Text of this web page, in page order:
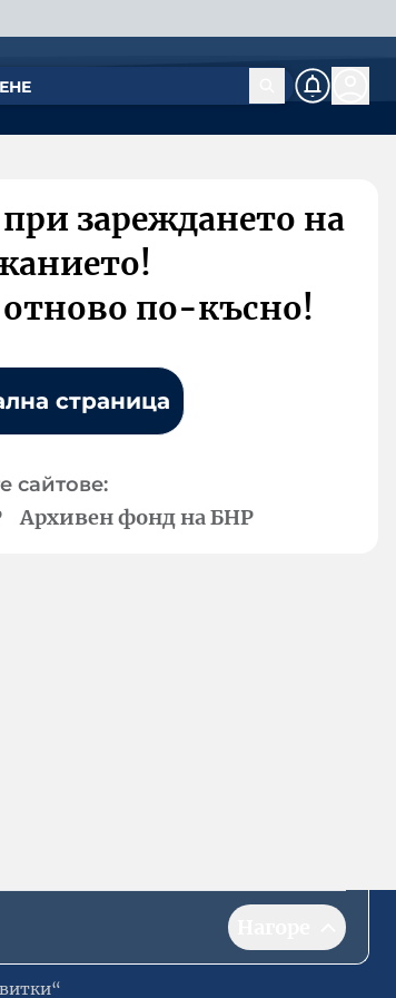
зареждането на
по-късно!
страница
сайтове:
Архивен фонд на БНР